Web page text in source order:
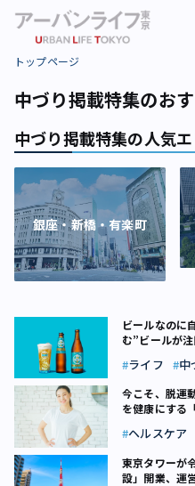
トップページ
中づり掲載特集のお
中づり掲載特集の人気
銀座・新橋・有楽町
ビールなのに
む”ビールが
ライフ 中
今こそ、脱運
を健康にする
ヘルスケア
東京タワーが
設」開業、運